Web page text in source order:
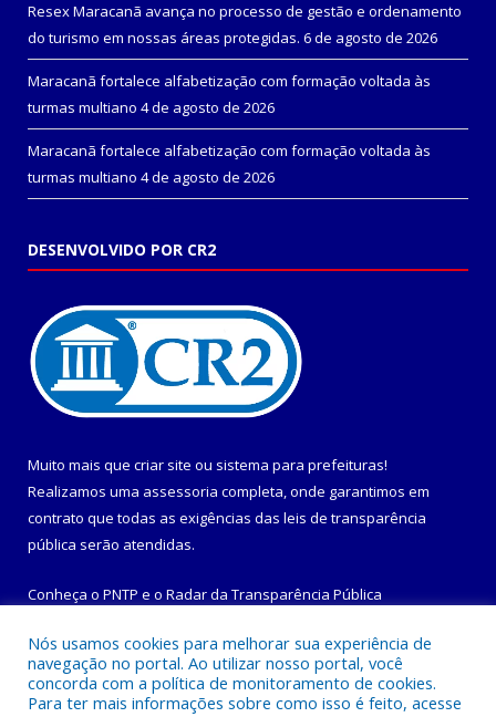
Resex Maracanã avança no processo de gestão e ordenamento
do turismo em nossas áreas protegidas. 6 de agosto de 2026
Maracanã fortalece alfabetização com formação voltada às
turmas multiano 4 de agosto de 2026
Maracanã fortalece alfabetização com formação voltada às
turmas multiano 4 de agosto de 2026
DESENVOLVIDO POR CR2
Muito mais que criar site ou sistema para prefeituras!
Realizamos uma assessoria completa, onde garantimos em
contrato que todas as exigências das leis de transparência
pública serão atendidas.
Conheça o PNTP e o Radar da Transparência Pública
Todos os direitos reservados a Prefeitura Municipal de
Nós usamos cookies para melhorar sua experiência de
navegação no portal. Ao utilizar nosso portal, você
concorda com a política de monitoramento de cookies.
Para ter mais informações sobre como isso é feito, acesse